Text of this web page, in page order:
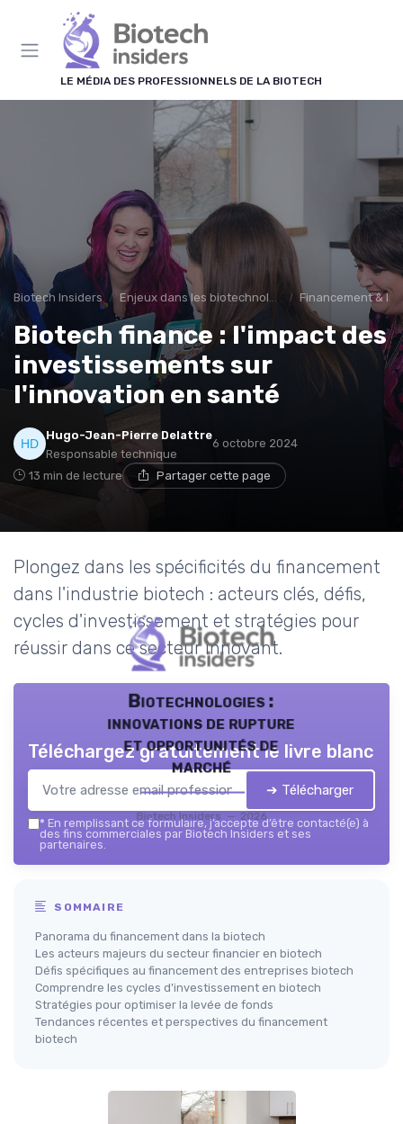
LE MÉDIA DES PROFESSIONNELS DE LA BIOTECH
Biotech Insiders Enjeux dans les biotechnologies Financement &
Biotech finance : l'impact des
investissements sur
l'innovation en santé
Hugo-Jean-Pierre Delattre
Responsable technique
6 octobre 2024
13 min de lecture Partager cette page
Plongez dans les spécificités du financement
dans l'industrie biotech : acteurs clés, défis,
cycles d'investissement et stratégies pour
réussir dans ce secteur innovant.
Biotechnologies :
innovations de rupture
et opportunités de
marché
Biotech Insiders — 2026
Téléchargez gratuitement le livre blanc
➔ Télécharger
* En remplissant ce formulaire, j’accepte d’être contacté(e) à
des fins commerciales par Biotech Insiders et ses
partenaires.
SOMMAIRE
Panorama du financement dans la biotech
Les acteurs majeurs du secteur financier en biotech
Défis spécifiques au financement des entreprises biotech
Comprendre les cycles d’investissement en biotech
Stratégies pour optimiser la levée de fonds
Tendances récentes et perspectives du financement
biotech
Panneau de gestion des cookies